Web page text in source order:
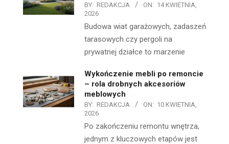
BY: REDAKCJA ON: 14 KWIETNIA,
2026
Budowa wiat garażowych, zadaszeń
tarasowych czy pergoli na
prywatnej działce to marzenie
Wykończenie mebli po remoncie
– rola drobnych akcesoriów
meblowych
BY: REDAKCJA ON: 10 KWIETNIA,
2026
Po zakończeniu remontu wnętrza,
jednym z kluczowych etapów jest